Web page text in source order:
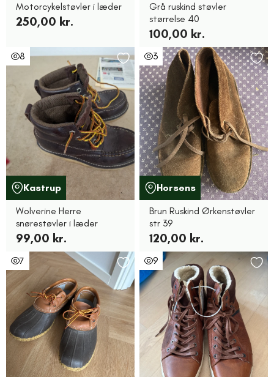
Motorcykelstøvler i læder
250,00 kr.
Grå ruskind støvler
størrelse 40
100,00 kr.
8
Kastrup
Wolverine Herre
snørestøvler i læder
99,00 kr.
3
Horsens
Brun Ruskind Ørkenstøvler
str 39
120,00 kr.
7 9